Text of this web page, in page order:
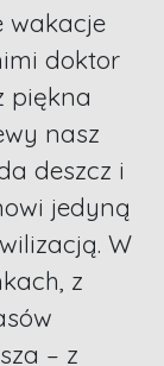
wakacje
doktor
piękna
nasz
deszcz i
jedyną
W
z
– z